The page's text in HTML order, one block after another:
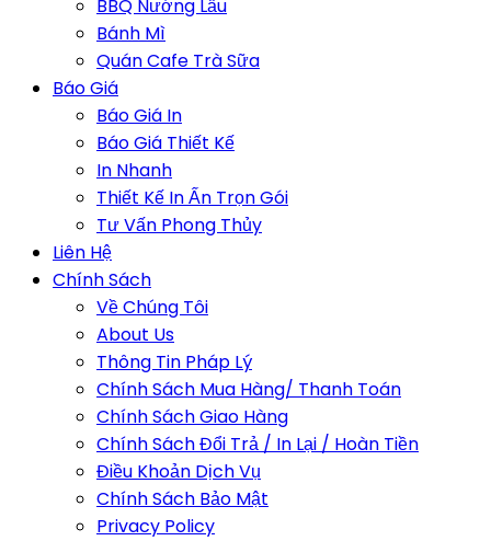
BBQ Nướng Lẩu
Bánh Mì
Quán Cafe Trà Sữa
Báo Giá
Báo Giá In
Báo Giá Thiết Kế
In Nhanh
Thiết Kế In Ấn Trọn Gói
Tư Vấn Phong Thủy
Liên Hệ
Chính Sách
Về Chúng Tôi
About Us
Thông Tin Pháp Lý
Chính Sách Mua Hàng/ Thanh Toán
Chính Sách Giao Hàng
Chính Sách Đổi Trả / In Lại / Hoàn Tiền
Điều Khoản Dịch Vụ
Chính Sách Bảo Mật
Privacy Policy